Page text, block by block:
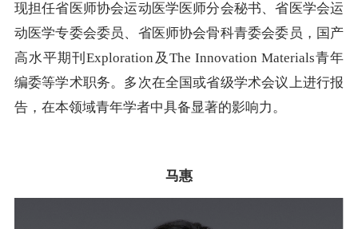
现担任省医师协会运动医学医师分会秘书、省医学会运
动医学专委会委员、省医师协会骨科青委会委员，国产
高水平期刊Exploration及The Innovation Materials青年
编委等学术职务。多次在全国或省级学术会议上进行报
告，在本领域青年学者中具备显著的影响力。
马惠